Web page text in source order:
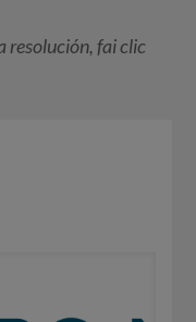
resolución, fai clic